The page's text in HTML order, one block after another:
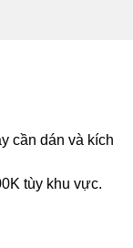
cần dán và kích
tùy khu vực.